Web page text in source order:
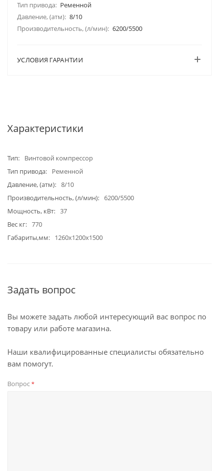
Тип привода: Ременной
Давление, (атм): 8/10
Производительность, (л/мин): 6200/5500
УСЛОВИЯ ГАРАНТИИ
Характеристики
Тип
Винтовой компрессор
Тип привода
Ременной
Давление, (атм)
8/10
Производительность, (л/мин)
6200/5500
Мощность, кВт
37
Вес кг
770
Габариты,мм
1260х1200х1500
Задать вопрос
Вы можете задать любой интересующий вас вопрос по
товару или работе магазина.
Наши квалифицированные специалисты обязательно
вам помогут.
Вопрос*